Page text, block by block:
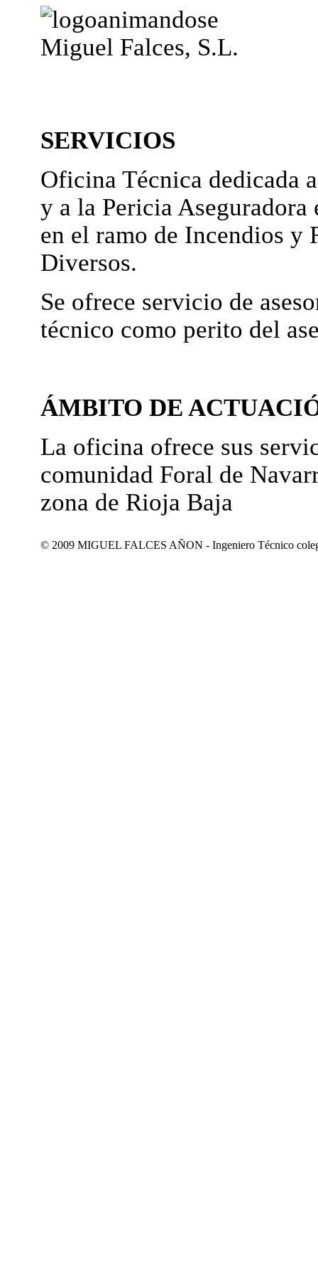
Miguel Falces, S.L.
SERVICIOS
Oficina Técnica dedicada
y a la Pericia Aseguradora
en el ramo de Incendios y
Diversos.
Se ofrece servicio de
técnico como perito del
ÁMBITO DE
La oficina ofrece sus
comunidad Foral de
zona de Rioja Baja
© 2009 MIGUEL FALCES AÑON - Ingeniero Técnico